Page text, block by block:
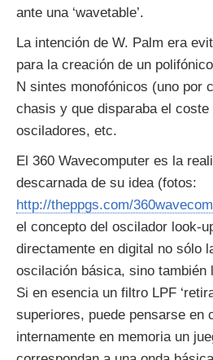
ante una ‘wavetable’.
La intención de W. Palm era
para la creación de un
N sintes monofónicos (uno por
chasis y que disparaba el
osciladores, etc.
El 360 Wavecomputer es la
descarnada de su idea (fotos:
http://theppgs.com/
el concepto del oscilador look-
directamente en digital no sólo
oscilación básica, sino también
Si en esencia un filtro LPF
superiores, puede pensarse en
internamente en memoria un